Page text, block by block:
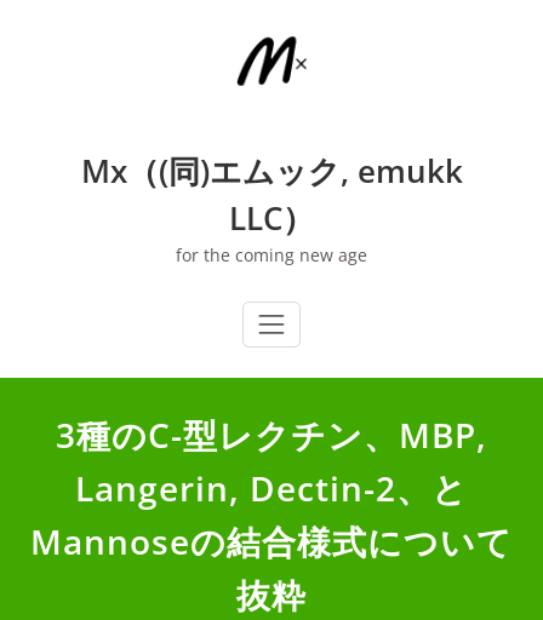
Mx（(同)エムック, emukk
LLC）
for the coming new age
3種のC-型レクチン、MBP,
Langerin, Dectin-2、と
Mannoseの結合様式について
抜粋